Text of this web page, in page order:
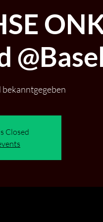
@Basel
Closed